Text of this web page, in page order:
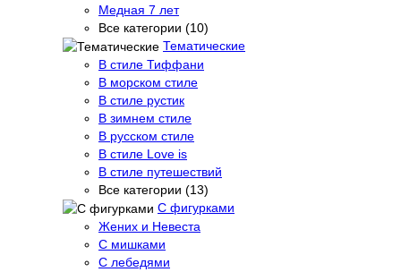
Медная 7 лет
Все категории (10)
Тематические
В стиле Тиффани
В морском стиле
В стиле рустик
В зимнем стиле
В русском стиле
В стиле Love is
В стиле путешествий
Все категории (13)
С фигурками
Жених и Невеста
С мишками
С лебедями